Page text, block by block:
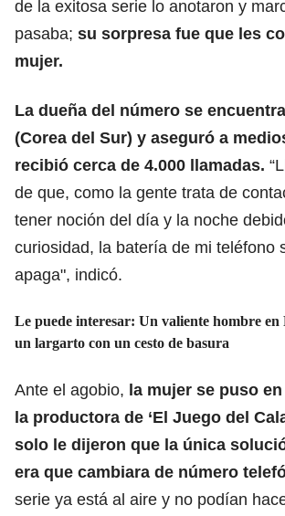
de la exitosa serie lo anotaron y
pasaba; su sorpresa fue que les
mujer.
La dueña del número se
(Corea del Sur) y aseguró a
recibió cerca de 4.000 llamadas.
de que, como la gente trata de
tener noción del día y la noche
curiosidad, la batería de mi teléfono
apaga", indicó.
Le puede interesar: Un valiente hombre
un largarto con un cesto de basura
Ante el agobio, la mujer se puso
la productora de ‘El Juego del
solo le dijeron que la única
era que cambiara de número
serie ya está al aire y no podían